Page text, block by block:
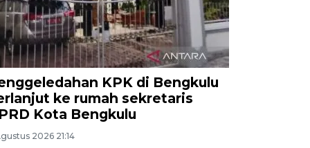
KPK di Bengkulu
ke rumah sekretaris
Kota Bengkulu
2026 21:14